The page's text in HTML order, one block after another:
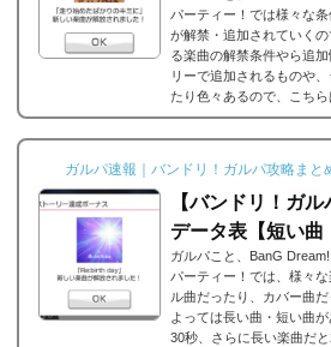
パーティー！では様々な
が解禁・追加されていく
る楽曲の解禁条件やら追
リーで追加されるものや
たり色々あるので、こち
ンドリ/ガルパの楽曲の追
ンドリ/ガルパに於ける楽
り、いろいろな条件があ
ガルパ速報｜バンドリ！ガルパ攻略まと
【バンドリ！ガ
データ表【短い曲
ガルパこと、BanG
パーティー！では、様々
ル曲だったり、カバー曲
よっては長い曲・短い曲
30秒、さらに長い楽曲だ